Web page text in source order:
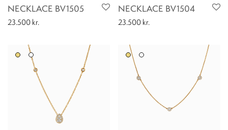
NECKLACE BV1505
23.500 kr.
NECKLACE BV1504
23.500 kr.